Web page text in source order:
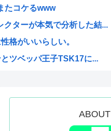
たコケるwww
ターが本気で分析した結...
格がいいらしい。
ツベッパ王子TSK17に...
大きくない」3兆円も支援...
綾」「黒沢ともよ」パチ●...
ABOUT